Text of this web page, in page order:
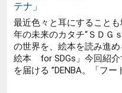
テナ」
最近色々と耳にすること
年の未来のカタチ“ＳＤＧ
の世界を、絵本を読み進
絵本 for SDGs」今回紹介
を届ける ”DENBA。「フー